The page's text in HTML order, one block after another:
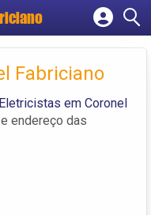
empresa
Fabriciano
Eletricistas em Coronel
endereço das